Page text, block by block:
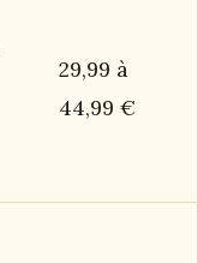
29,99 à
44,99 €